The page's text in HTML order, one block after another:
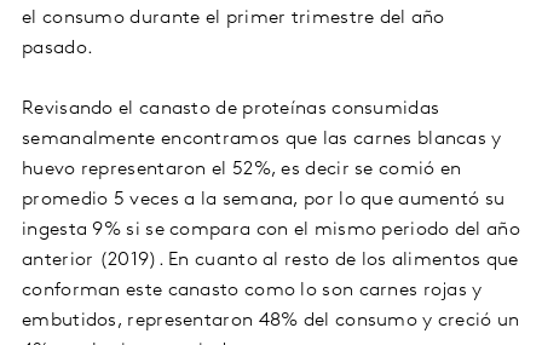
el consumo durante el primer trimestre del año
pasado.
Revisando el canasto de proteínas consumidas
semanalmente encontramos que las carnes blancas y
huevo representaron el 52%, es decir se comió en
promedio 5 veces a la semana, por lo que aumentó su
ingesta 9% si se compara con el mismo periodo del año
anterior (2019). En cuanto al resto de los alimentos que
conforman este canasto como lo son carnes rojas y
embutidos, representaron 48% del consumo y creció un